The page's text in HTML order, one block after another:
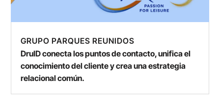
GRUPO PARQUES REUNIDOS
DruID conecta los puntos de contacto, unifica el
conocimiento del cliente y crea una estrategia
relacional común.